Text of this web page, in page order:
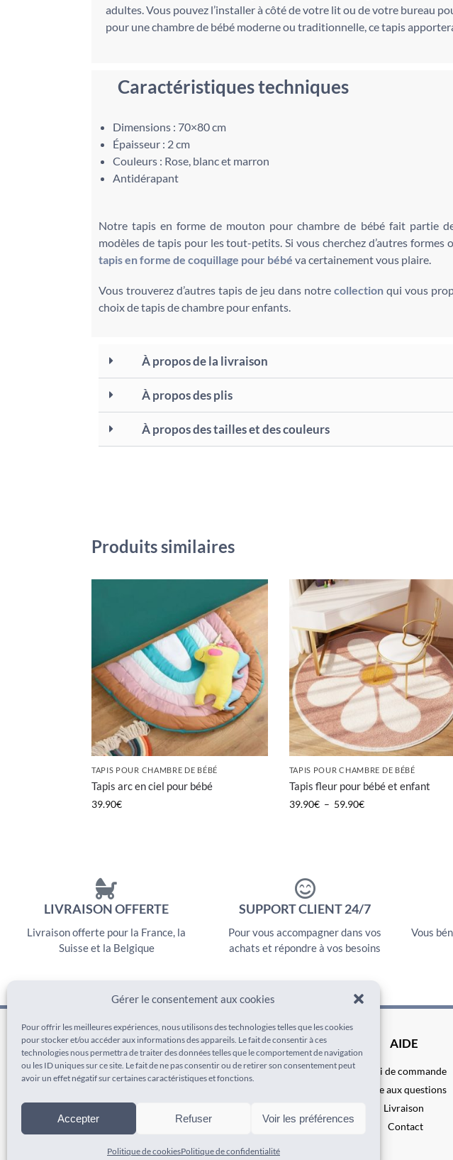
Gérer le consentement aux cookies
Pour offrir les meilleures expériences, nous utilisons des technologies telles que les cookies
pour stocker et/ou accéder aux informations des appareils. Le fait de consentir à ces
technologies nous permettra de traiter des données telles que le comportement de navigation
ou les ID uniques sur ce site. Le fait de ne pas consentir ou de retirer son consentement peut
avoir un effet négatif sur certaines caractéristiques et fonctions.
Accepter Refuser Voir les préférences
Politique de cookiesPolitique de confidentialité
adultes. Vous pouvez l’installer à côté de votre lit ou de votre bureau
pour une chambre de bébé moderne ou traditionnelle, ce tapis
Caractéristiques techniques
Dimensions : 70×80 cm
Épaisseur : 2 cm
Couleurs : Rose, blanc et marron
Antidérapant
Notre tapis en forme de mouton pour chambre de bébé fait partie
modèles de tapis pour les tout-petits. Si vous cherchez d’autres formes
tapis en forme de coquillage pour bébé va certainement vous plaire.
Vous trouverez d’autres tapis de jeu dans notre collectionqui vous
choix de tapis de chambre pour enfants.
À propos de la livraison
À propos des plis
À propos des tailles et des couleurs
Produits similaires
TAPIS POUR CHAMBRE DE BÉBÉ
Tapis arc en ciel pour bébé
39.90€
TAPIS POUR CHAMBRE DE BÉBÉ
Tapis fleur pour bébé et enfant
39.90€ – 59.90€
LIVRAISON OFFERTE
Livraison offerte pour la France, la
Suisse et la Belgique
SUPPORT CLIENT 24/7
Pour vous accompagner dans vos
achats et répondre à vos besoins
Vous
SUIVEZ-NOUS SUR
Instagram
AIDE
Suivi de commande
Foire aux questions
Livraison
Contact